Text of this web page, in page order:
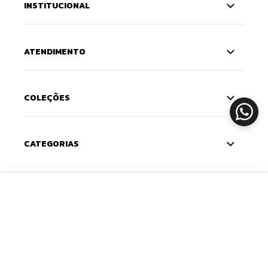
INSTITUCIONAL
ATENDIMENTO
COLEÇÕES
CATEGORIAS